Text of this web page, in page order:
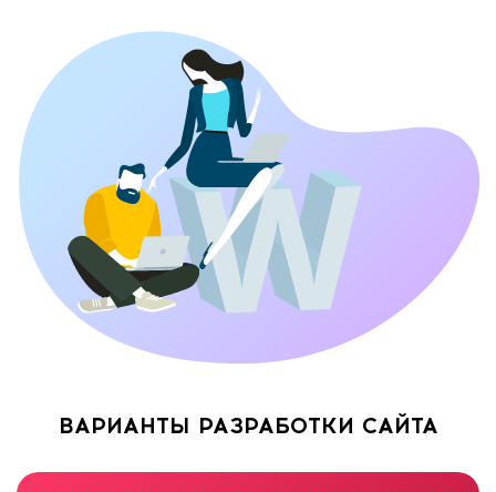
ВАРИАНТЫ РАЗРАБОТКИ САЙТА